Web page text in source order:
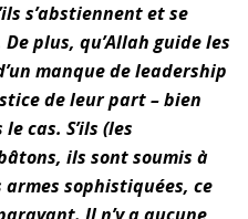
s’abstiennent et se
plus, qu’Allah guide les
manque de leadership
de leur part – bien
cas. S’ils (les
ils sont soumis à
sophistiquées, ce